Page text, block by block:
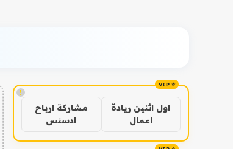
!
اول اثنين ريادة
اعمال
مشاركة ارباح
ادسنس